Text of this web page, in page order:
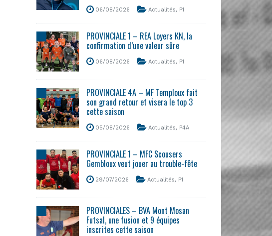
06/08/2026 Actualités, P1
PROVINCIALE 1 – REA Loyers KN, la
confirmation d’une valeur sûre
06/08/2026 Actualités, P1
PROVINCIALE 4A – MF Temploux fait
son grand retour et visera le top 3
cette saison
05/08/2026 Actualités, P4A
PROVINCIALE 1 – MFC Scousers
Gembloux veut jouer au trouble-fête
29/07/2026 Actualités, P1
PROVINCIALES – BVA Mont Mosan
Futsal, une fusion et 9 équipes
inscrites cette saison